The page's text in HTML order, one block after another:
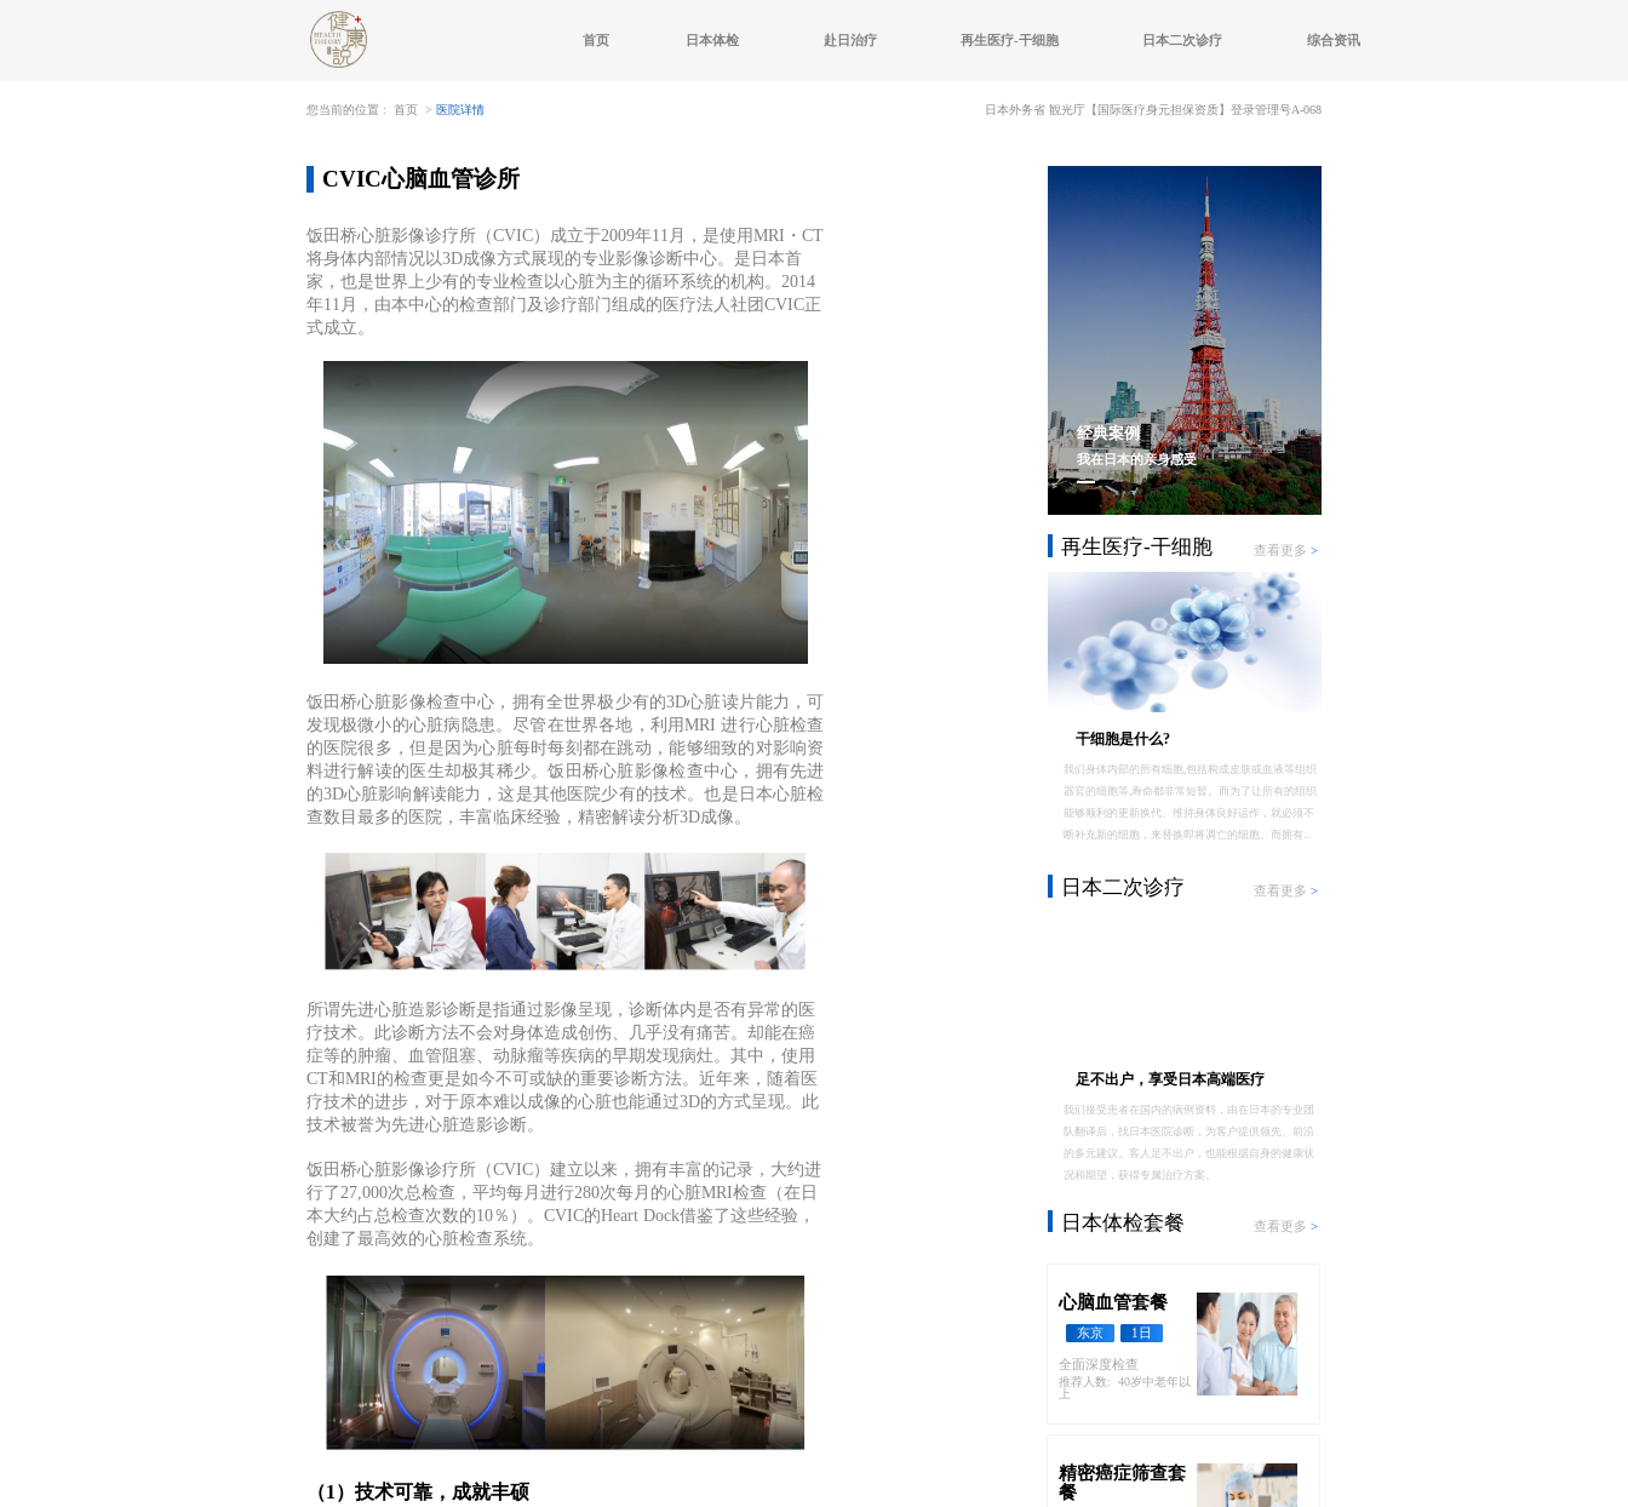
首页 日本体检 赴日治疗 再生医疗-干细胞 日本二次诊疗 综合资讯
您当前的位置 : 首页 > 医院详情 日本外务省 観光庁【国际医疗身元担保资质】登录管理号A-068
CVIC心脑血管诊所
饭田桥心脏影像诊疗所（CVIC）成立于2009年11月，是使用MRI・CT
将身体内部情况以3D成像方式展现的专业影像诊断中心。是日本首
家，也是世界上少有的专业检查以心脏为主的循环系统的机构。2014
年11月，由本中心的检查部门及诊疗部门组成的医疗法人社团CVIC正
式成立。
饭田桥心脏影像检查中心，拥有全世界极少有的3D心脏读片能力，可
发现极微小的心脏病隐患。尽管在世界各地，利用MRI 进行心脏检查
的医院很多，但是因为心脏每时每刻都在跳动，能够细致的对影响资
料进行解读的医生却极其稀少。饭田桥心脏影像检查中心，拥有先进
的3D心脏影响解读能力，这是其他医院少有的技术。也是日本心脏检
查数目最多的医院，丰富临床经验，精密解读分析3D成像。
所谓先进心脏造影诊断是指通过影像呈现，诊断体内是否有异常的医
疗技术。此诊断方法不会对身体造成创伤、几乎没有痛苦。却能在癌
症等的肿瘤、血管阻塞、动脉瘤等疾病的早期发现病灶。其中，使用
CT和MRI的检查更是如今不可或缺的重要诊断方法。近年来，随着医
疗技术的进步，对于原本难以成像的心脏也能通过3D的方式呈现。此
技术被誉为先进心脏造影诊断。
饭田桥心脏影像诊疗所（CVIC） 建立以来，拥有丰富的记录，大约进
行了27,000次总检查，平均每月进行280次每月的心脏MRI检查（在日
本大约占总检查次数的10％）。CVIC的Heart Dock借鉴了这些经验，
创建了最高效的心脏检查系统。
（1）技术可靠，成就丰硕
经典案例
我在日本的亲身感受
再生医疗-干细胞 查看更多>
干细胞是什么?
我们身体内部的所有细胞,包括构成皮肤或血液等组织
器官的细胞等,寿命都非常短暂。而为了让所有的组织
能够顺利的更新换代、维持身体良好运作，就必须不
断补充新的细胞，来替换即将凋亡的细胞。而拥有...
日本二次诊疗 查看更多>
足不出户，享受日本高端医疗
我们接受患者在国内的病例资料，由在日本的专业团
队翻译后，找日本医院诊断，为客户提供领先、前沿
的多元建议。客人足不出户，也能根据自身的健康状
况和期望，获得专属治疗方案。
日本体检套餐 查看更多>
心脑血管套餐
东京 1日
全面深度检查
推荐人数: 40岁中老年以
上
精密癌症筛查套
餐